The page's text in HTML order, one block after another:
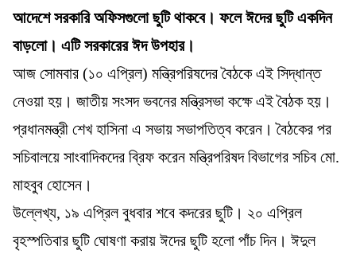
আদেশে সরকারি অফিসগুলো ছুটি থাকবে। ফলে ঈদের ছুটি একদিন
বাড়লো। এটি সরকারের ঈদ উপহার।
আজ সোমবার (১০ এপ্রিল) মন্ত্রিপরিষদের বৈঠকে এই সিদ্ধান্ত
নেওয়া হয়। জাতীয় সংসদ ভবনের মন্ত্রিসভা কক্ষে এই বৈঠক হয়।
প্রধানমন্ত্রী শেখ হাসিনা এ সভায় সভাপতিত্ব করেন। বৈঠকের পর
সচিবালয়ে সাংবাদিকদের ব্রিফ করেন মন্ত্রিপরিষদ বিভাগের সচিব মো.
মাহবুব হোসেন।
উল্লেখ্য, ১৯ এপ্রিল বুধবার শবে কদরের ছুটি। ২০ এপ্রিল
বৃহস্পতিবার ছুটি ঘোষণা করায় ঈদের ছুটি হলো পাঁচ দিন। ঈদুল